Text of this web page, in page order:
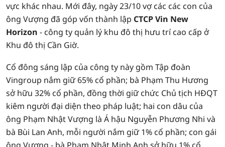
vực khác nhau. Mới đây, ngày 23/10 vợ các các con của
ông Vượng đã góp vốn thành lập CTCP Vin New
Horizon - công ty quản lý khu đô thị hưu trí cao cấp ở
Khu đô thị Cần Giờ.
Cổ đông sáng lập của công ty này gồm Tập đoàn
Vingroup nắm giữ 65% cổ phần; bà Phạm Thu Hương
sở hữu 32% cổ phần, đồng thời giữ chức Chủ tịch HĐQT
kiêm người đại diện theo pháp luật; hai con dâu của
ông Phạm Nhật Vượng là Á hậu Nguyễn Phương Nhi và
bà Bùi Lan Anh, mỗi người nắm giữ 1% cổ phần; con gái